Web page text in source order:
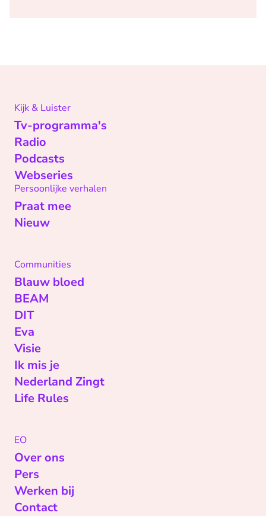
Kijk & Luister
Tv-programma's
Radio
Podcasts
Webseries
Persoonlijke verhalen
Praat mee
Nieuw
Communities
Blauw bloed
BEAM
DIT
Eva
Visie
Ik mis je
Nederland Zingt
Life Rules
EO
Over ons
Pers
Werken bij
Contact